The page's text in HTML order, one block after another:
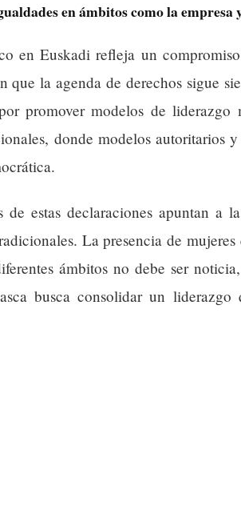
en ámbitos como la
en Euskadi refleja un
que la agenda de derechos sigue
promover modelos de liderazgo
donde modelos autoritarios
de estas declaraciones apuntan a
La presencia de
ámbitos no debe ser
busca consolidar un